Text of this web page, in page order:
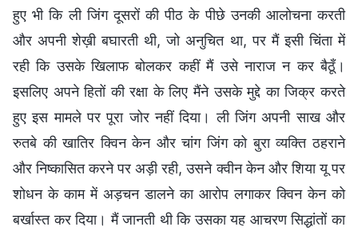
हुए भी कि ली जिंग दूसरों की पीठ के पीछे उनकी आलोचना करती
और अपनी शेख़ी बघारती थी, जो अनुचित था, पर मैं इसी चिंता में
रही कि उसके खिलाफ बोलकर कहीं मैं उसे नाराज न कर बैठूँ।
इसलिए अपने हितों की रक्षा के लिए मैंने उसके मुद्दे का जिक्र करते
हुए इस मामले पर पूरा जोर नहीं दिया। ली जिंग अपनी साख और
रुतबे की खातिर क्विन केन और चांग जिंग को बुरा व्यक्ति ठहराने
और निष्कासित करने पर अड़ी रही, उसने क्वीन केन और शिया यू पर
शोधन के काम में अड़चन डालने का आरोप लगाकर क्विन केन को
बर्खास्त कर दिया। मैं जानती थी कि उसका यह आचरण सिद्धांतों का